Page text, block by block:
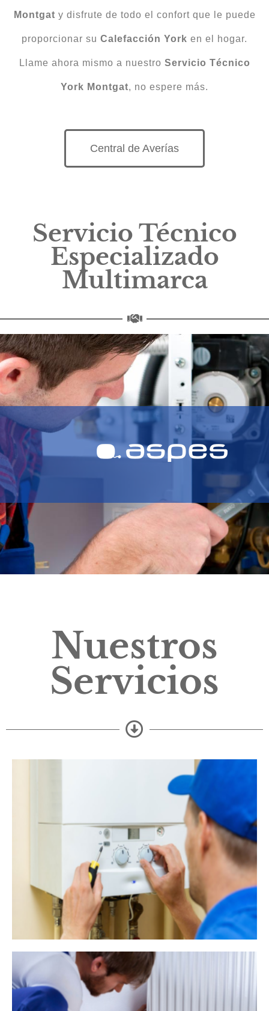
Montgat y disfrute de todo el confort que le puede
proporcionar su Calefacción York en el hogar.
Llame ahora mismo a nuestro Servicio Técnico
York Montgat, no espere más.
Central de Averías
Servicio Técnico
Especializado
Multimarca
Nuestros
Servicios